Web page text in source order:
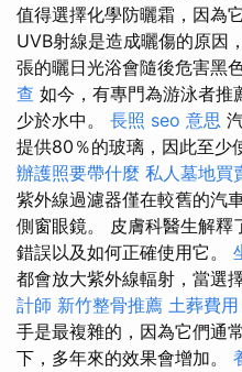
值得選擇化學防曬霜，因為
UVB射線是造成曬傷的原因
張的曬日光浴會隨後危害黑
查 如今，有專門為游泳者推
少於水中。 長照 seo 意思
提供80％的玻璃，因此至少
辦護照要帶什麼 私人墓地買
紫外線過濾器僅在較舊的汽
側窗眼鏡。 皮膚科醫生解釋
錯誤以及如何正確使用它。
都會放大紫外線輻射，當選
計師 新竹整骨推薦 土葬費用
手是最複雜的，因為它們通
下，多年來的效果會增加。